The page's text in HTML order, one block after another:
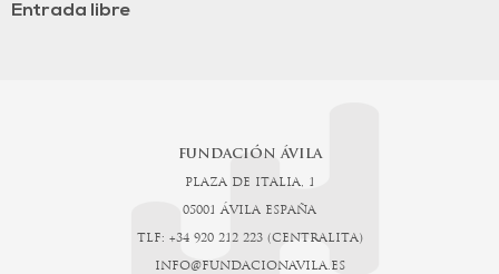
Entrada libre
FUNDACIÓN ÁVILA
PLAZA DE ITALIA, 1
05001 ÁVILA ESPAÑA
TLF: +34 920 212 223 (CENTRALITA)
INFO@FUNDACIONAVILA.ES